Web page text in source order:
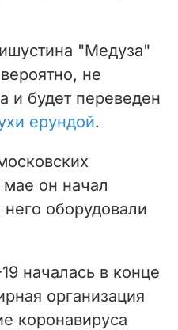
"Медуза"
не
и будет переведен
ерундой.
мае он начал
оборудовали
началась в конце
организация
коронавируса